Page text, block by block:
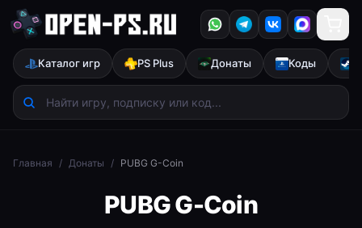
Каталог игр PS Plus Донаты Коды
Главная / Донаты / PUBG G-Coin
PUBG G-Coin